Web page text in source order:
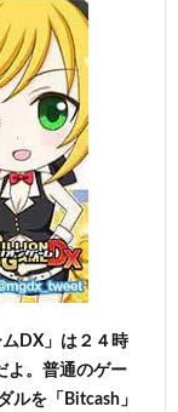
DX」は２４時
よ。普通のゲー
ルを「Bitcash」